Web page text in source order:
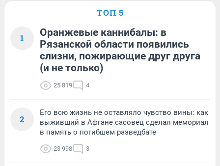
ТОП 5
1
Оранжевые каннибалы: в
Рязанской области появились
слизни, пожирающие друг друга
(и не только)
25 819 4
2
Его всю жизнь не оставляло чувство вины: как
выживший в Афгане сасовец сделал мемориал
в память о погибшем разведбате
23 998 3